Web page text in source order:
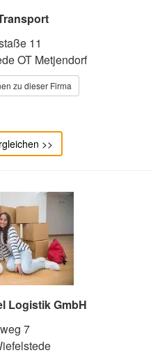
11
OT Metjendorf
zu dieser Firma
>>
Logistik GmbH
7